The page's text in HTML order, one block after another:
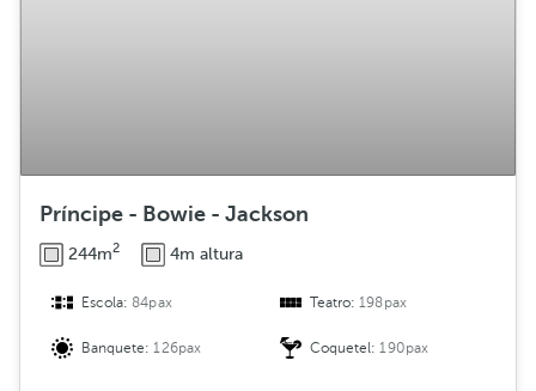
Príncipe - Bowie - Jackson
244m2 4m altura
Escola:84pax Teatro:198pax
Banquete:126pax Coquetel:190pax